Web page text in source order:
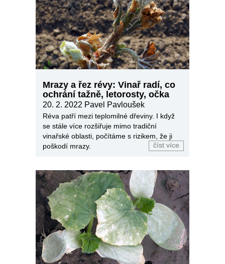
Mrazy a řez révy: Vinař radí, co
ochrání tažně, letorosty, očka
20. 2. 2022 Pavel Pavloušek
Réva patří mezi teplomilné dřeviny. I když
se stále více rozšiřuje mimo tradiční
vinařské oblasti, počítáme s rizikem, že ji
poškodí mrazy.
číst více